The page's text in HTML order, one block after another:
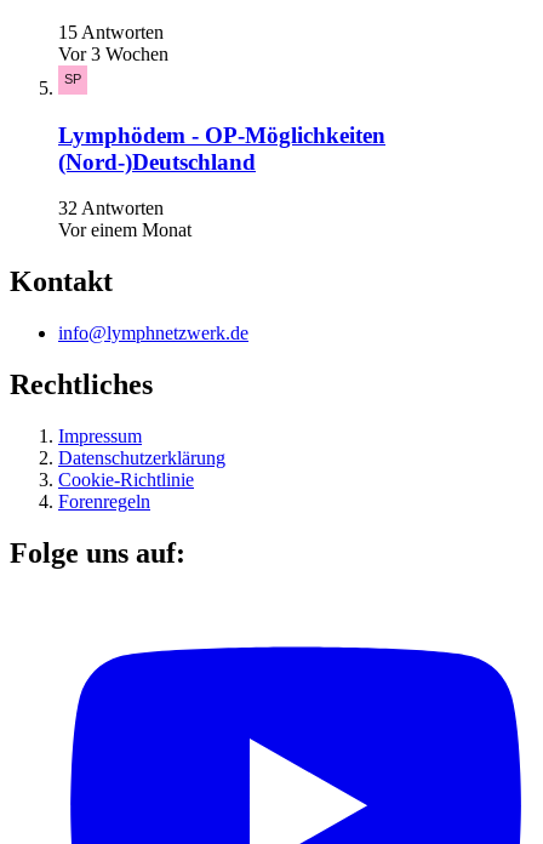
15 Antworten
Vor 3 Wochen
Lymphödem - OP-Möglichkeiten
(Nord-)Deutschland
32 Antworten
Vor einem Monat
Kontakt
info@lymphnetzwerk.de
Rechtliches
Impressum
Datenschutzerklärung
Cookie-Richtlinie
Forenregeln
Folge uns auf: